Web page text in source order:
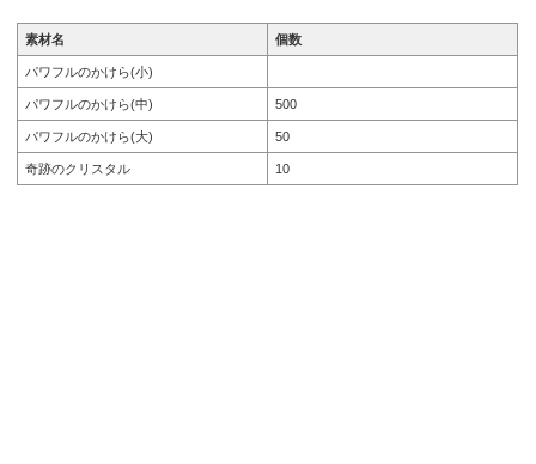
素材名 個数
パワフルのかけら(小)
パワフルのかけら(中) 500
パワフルのかけら(大) 50
奇跡のクリスタル 10